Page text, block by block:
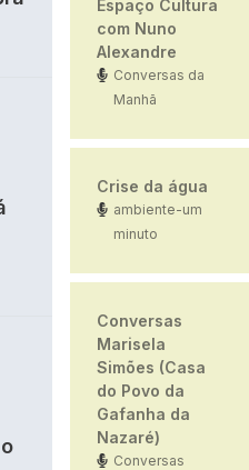
Espaço Cultura
com Nuno
Alexandre
Conversas da
Manhã
Crise da água
ambiente-um
minuto
Conversas
Marisela
Simões (Casa
do Povo da
Gafanha da
Nazaré)
Conversas